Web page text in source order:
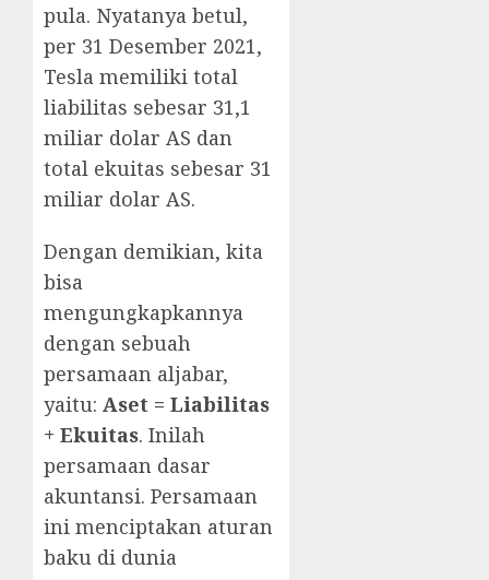
pula. Nyatanya betul,
per 31 Desember 2021,
Tesla memiliki total
liabilitas sebesar 31,1
miliar dolar AS dan
total ekuitas sebesar 31
miliar dolar AS.
Dengan demikian, kita
bisa
mengungkapkannya
dengan sebuah
persamaan aljabar,
yaitu: Aset = Liabilitas
+ Ekuitas. Inilah
persamaan dasar
akuntansi. Persamaan
ini menciptakan aturan
baku di dunia